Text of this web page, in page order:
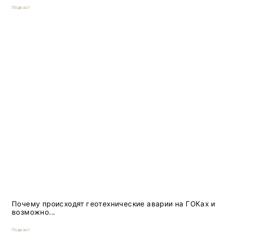
Подкаст
Почему происходят геотехнические аварии на ГОКах и
возможно...
Подкаст